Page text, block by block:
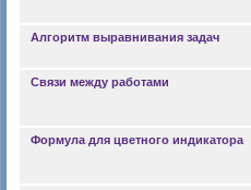
Алгоритм выравнивания задач
Связи между работами
Формула для цветного индикатора